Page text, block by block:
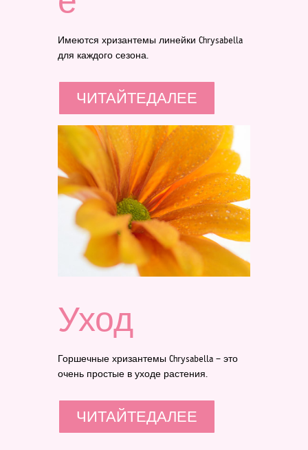
Имеются хризантемы линейки Chrysabella
для каждого сезона.
ЧИТАЙТЕДАЛЕЕ
Уход
Горшечные хризантемы Chrysabella – это
очень простые в уходе растения.
ЧИТАЙТЕДАЛЕЕ